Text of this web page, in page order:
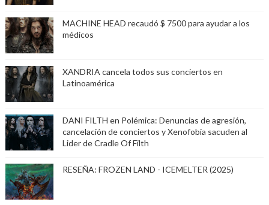
MACHINE HEAD recaudó $ 7500 para ayudar a los
médicos
XANDRIA cancela todos sus conciertos en
Latinoamérica
DANI FILTH en Polémica: Denuncias de agresión,
cancelación de conciertos y Xenofobia sacuden al
Lider de Cradle Of Filth
RESEÑA: FROZEN LAND - ICEMELTER (2025)